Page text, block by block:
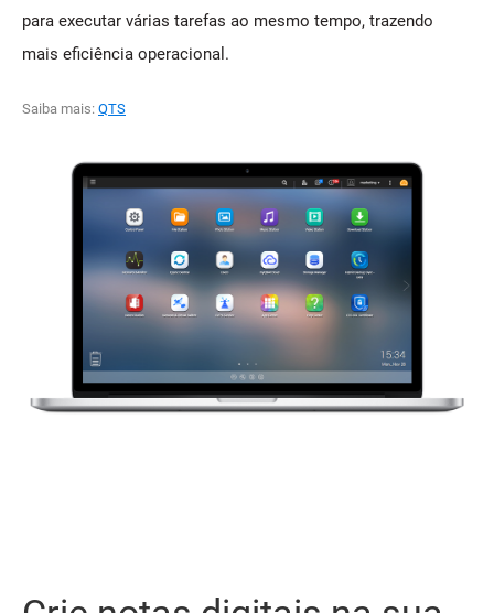
para executar várias tarefas ao mesmo tempo, trazendo
mais eficiência operacional.
Saiba mais: QTS